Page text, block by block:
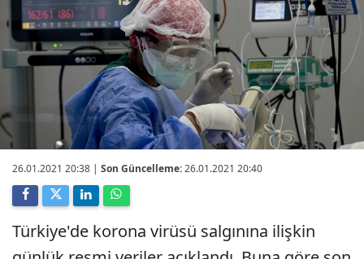
26.01.2021 20:38 | Son Güncelleme:26.01.2021 20:40
Türkiye'de korona virüsü salgınına ilişkin